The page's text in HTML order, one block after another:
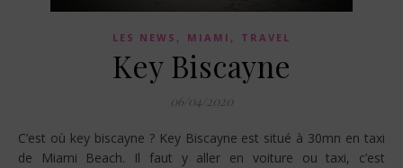
LES NEWS , MIAMI , TRAVEL
Key Biscayne
06/04/2020
C’est où key biscayne ? Key Biscayne est situé à 30mn en taxi
de Miami Beach. Il faut y aller en voiture ou taxi, c’est